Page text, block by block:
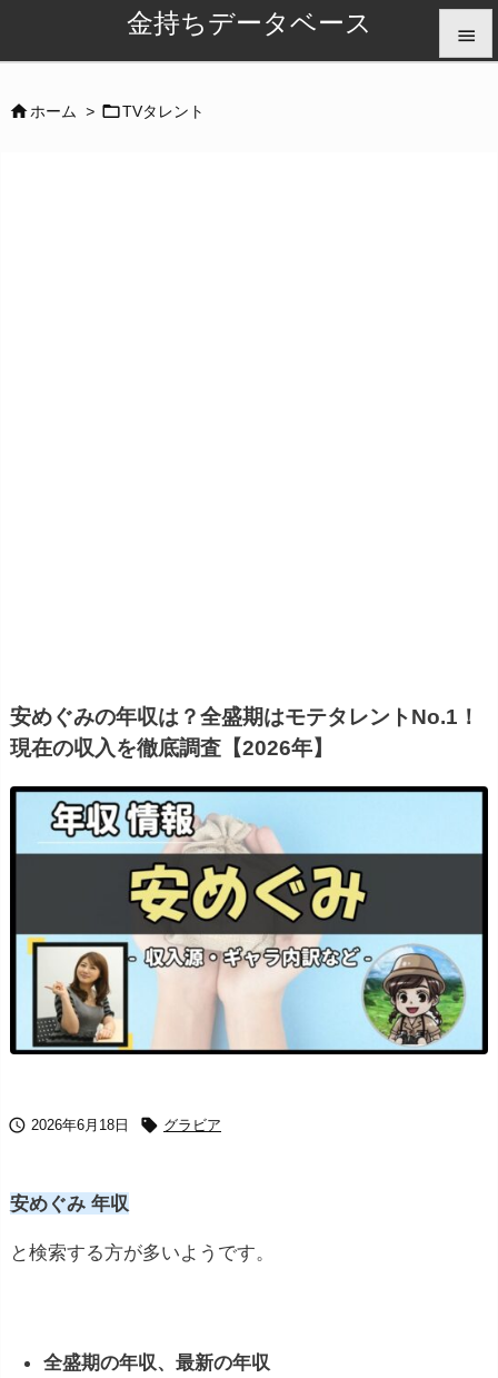
金持ちデータベース 
ホーム > TVタレント
安めぐみの年収は？全盛期はモテタレントNo.1！
現在の収入を徹底調査【2026年】
 2026年6月18日  グラビア
安めぐみ 年収
と検索する方が多いようです。
全盛期の年収、最新の年収